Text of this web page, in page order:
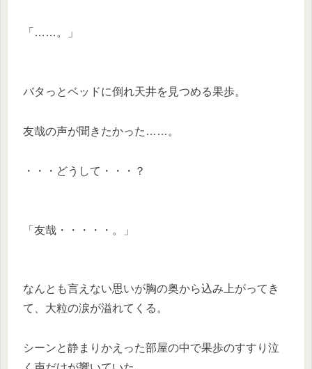
「……。」
バタっとベッドに倒れ天井を見つめる果歩。
友哉の声が聞きたかった……。
・・・どうして・・・？
「友哉・・・・・。」
なんとも言えない思いが胸の奥から込み上がってき
て、大粒の涙が溢れてくる。
シーンと静まりかえった部屋の中で果歩のすすり泣